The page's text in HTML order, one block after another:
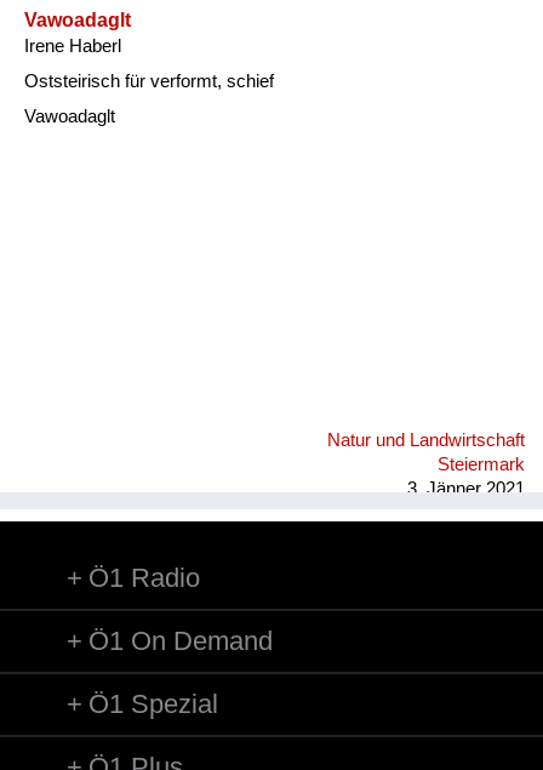
Vawoadaglt
Irene Haberl
Oststeirisch für verformt, schief
Vawoadaglt
Natur und Landwirtschaft
Steiermark
3. Jänner 2021
Ö1 Radio
Ö1 On Demand
Ö1 Spezial